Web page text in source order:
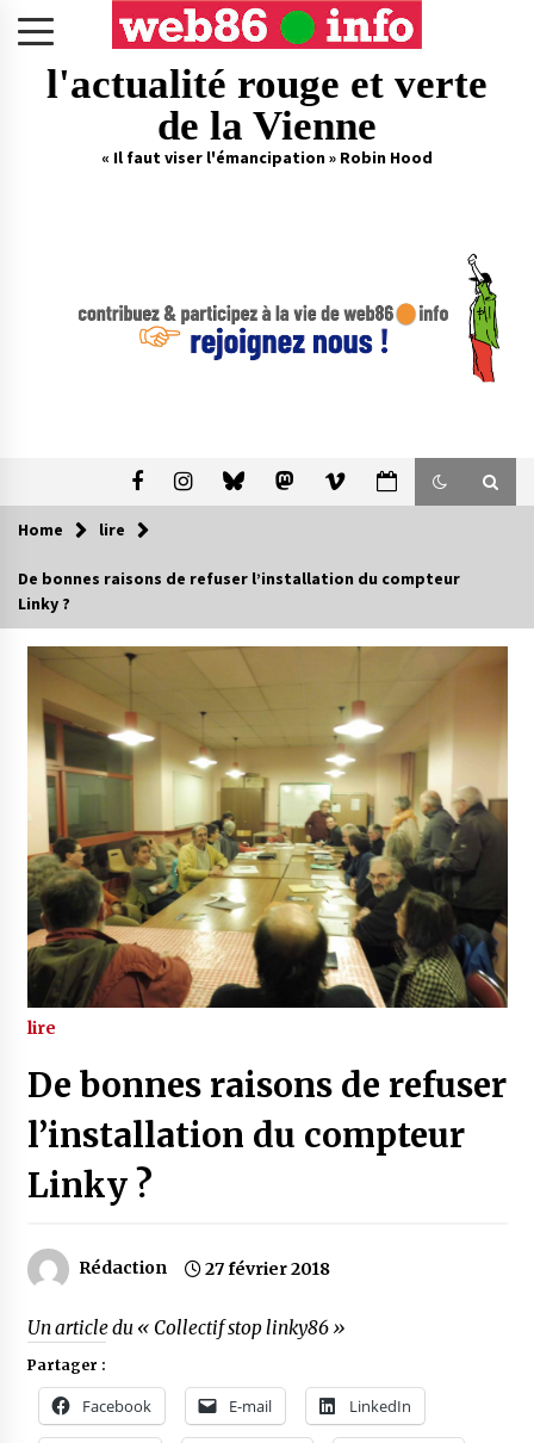
l'actualité rouge et verte
de la Vienne
« Il faut viser l'émancipation » Robin Hood
Home lire
De bonnes raisons de refuser l’installation du compteur
Linky ?
lire
De bonnes raisons de refuser
l’installation du compteur
Linky ?
Rédaction 27 février 2018
Un article du « Collectif stop linky86 »
Partager :
Facebook E-mail LinkedIn